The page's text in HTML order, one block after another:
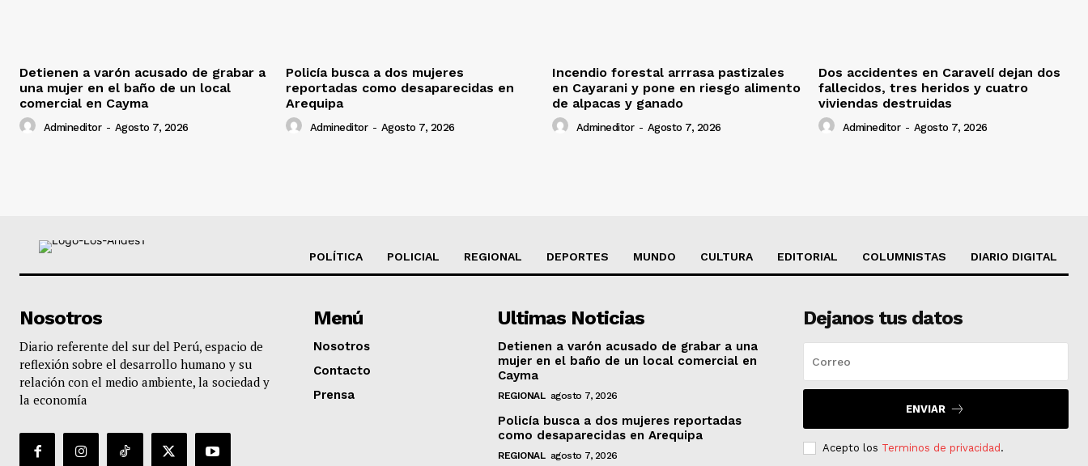
Detienen a varón acusado de grabar a
una mujer en el baño de un local
comercial en Cayma
Admineditor - Agosto 7, 2026
Policía busca a dos mujeres
reportadas como desaparecidas en
Arequipa
Admineditor - Agosto 7, 2026
Incendio forestal arrrasa pastizales
en Cayarani y pone en riesgo alimento
de alpacas y ganado
Admineditor - Agosto 7, 2026
Dos accidentes en Caravelí dejan dos
fallecidos, tres heridos y cuatro
viviendas destruidas
Admineditor - Agosto 7, 2026
POLÍTICA POLICIAL REGIONAL DEPORTES MUNDO CULTURA EDITORIAL COLUMNISTAS DIARIO DIGITAL
Nosotros
Diario referente del sur del Perú, espacio de
reflexión sobre el desarrollo humano y su
relación con el medio ambiente, la sociedad y
la economía
Menú
Nosotros
Contacto
Prensa
Ultimas Noticias
Detienen a varón acusado de grabar a una
mujer en el baño de un local comercial en
Cayma
REGIONAL agosto 7, 2026
Policía busca a dos mujeres reportadas
como desaparecidas en Arequipa
REGIONAL agosto 7, 2026
Dejanos tus datos
ENVIAR
Acepto los Terminos de privacidad .